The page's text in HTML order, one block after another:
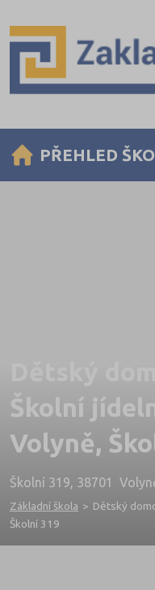
PŘEHLED
Školní
Volyně,
Školní 319, 38701
Základní škola > Dětský
Školní 319